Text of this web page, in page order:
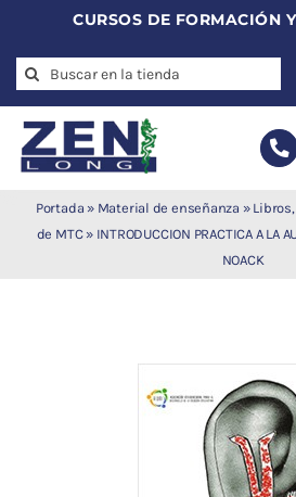
content
Search
for:
Auriculomedicina
Portada » Material de enseñanza »
de MTC» INTRODUCCION PRACTICA A LA
NOACK